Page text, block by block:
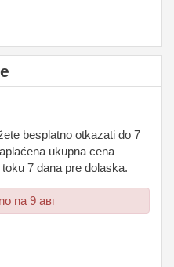
besplatno otkazati do 7
ukupna cena
7 dana pre dolaska.
na 9 авг